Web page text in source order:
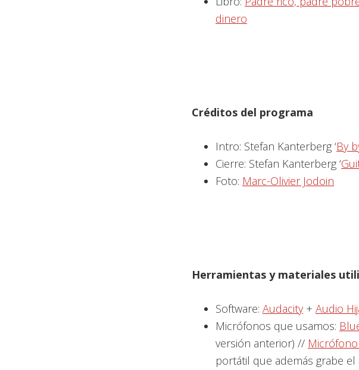
dinero
Créditos del programa
Intro: Stefan Kanterberg ‘By
Cierre: Stefan Kanterberg ‘
Foto: Marc-Olivier Jodoin
Herramientas y materiales
Software: Audacity + Audio
Micrófonos que usamos:
versión anterior) //
portátil que además grabe el